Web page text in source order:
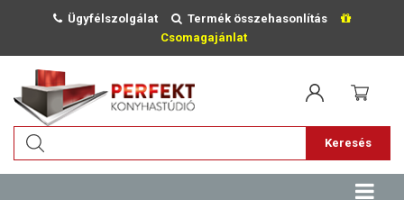
Ügyfélszolgálat
Termék összehasonlítás
Csomagajánlat
Keresés